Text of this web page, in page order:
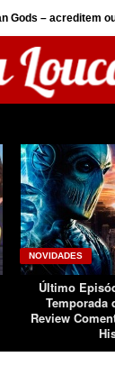
Gods – acreditem
NOVIDADES
Último
Temporada
Review